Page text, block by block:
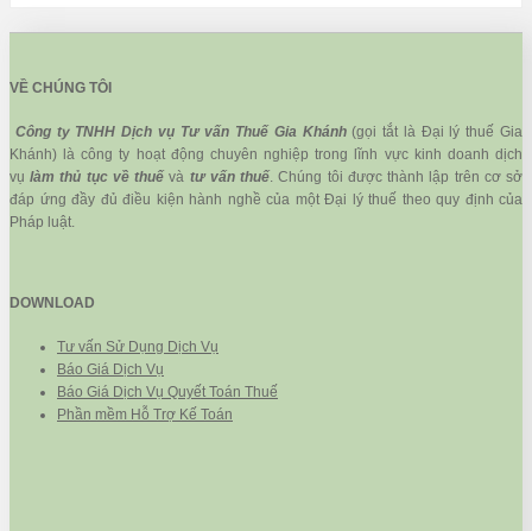
VỀ CHÚNG TÔI
Công ty TNHH Dịch vụ Tư vấn Thuế Gia Khánh(gọi tắt là Đại lý thuế Gia
Khánh) là công ty hoạt động chuyên nghiệp trong lĩnh vực kinh doanh dịch
vụlàm thủ tục về thuế và tư vấn thuế. Chúng tôi được thành lập trên cơ sở
đáp ứng đầy đủ điều kiện hành nghề của một Đại lý thuế theo quy định của
Pháp luật.
DOWNLOAD
Tư vấn Sử Dụng Dịch Vụ
Báo Giá Dịch Vụ
Báo Giá Dịch Vụ Quyết Toán Thuế
Phần mềm Hỗ Trợ Kế Toán